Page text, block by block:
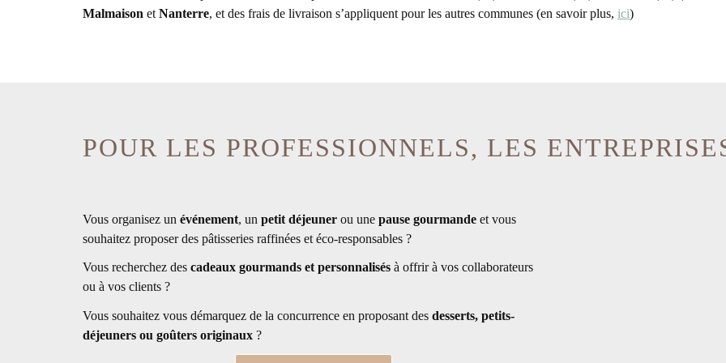
Malmaison et Nanterre, et des frais de livraison s’appliquent pour les autres communes (en savoir plus, ici)
POUR LES PROFESSIONNELS, LES
Vous organisez un événement, un petit déjeuner ou une pause gourmande et vous
souhaitez proposer des pâtisseries raffinées et éco-responsables ?
Vous recherchez des cadeaux gourmands et personnalisés à offrir à vos collaborateurs
ou à vos clients ?
Vous souhaitez vous démarquez de la concurrence en proposant des desserts, petits-
déjeuners ou goûters originaux ?